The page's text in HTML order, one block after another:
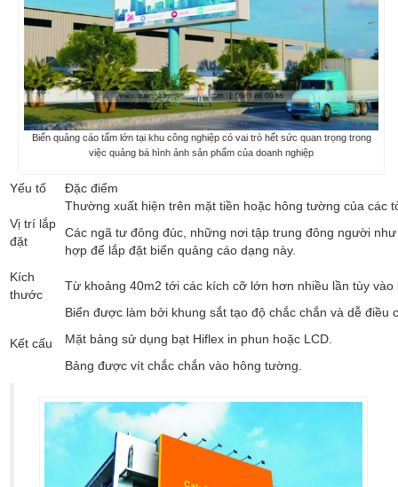
Biển quảng cáo tấm lớn tại khu công nghiệp có vai trò hết sức quan trọng trong
việc quảng bá hình ảnh sản phẩm của doanh nghiệp
Yếu tố Đặc điểm
Vị trí lắp
đặt
Thường xuất hiện trên mặt tiền hoặc hông tường của các
Các ngã tư đông đúc, những nơi tập trung đông người
hợp để lắp đặt biển quảng cáo dạng này.
Kích
thước
Từ khoảng 40m2 tới các kích cỡ lớn hơn nhiều lần tùy
Kết cấu
Biển được làm bởi khung sắt tạo độ chắc chắn và dễ điều
Mặt bảng sử dụng bạt Hiflex in phun hoặc LCD.
Bảng được vít chắc chắn vào hông tường.